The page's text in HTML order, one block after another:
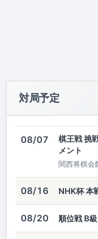
対局予定
08/07
棋王戦 挑
メント
関西将棋会
08/16 NHK杯 本
08/20 順位戦 B